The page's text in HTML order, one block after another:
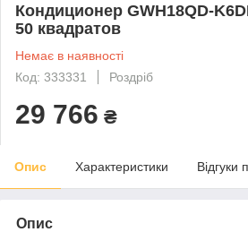
Кондиционер GWH18QD-
50 квадратов
Немає в наявності
Код: 333331
Роздріб
29 766 ₴
Опис Характеристики Відгуки
Опис